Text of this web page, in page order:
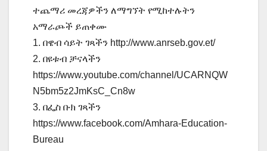
ተጨማሪ መረጃዎችን ለማግኘት የሚከተሉትን
አማራጮች ይጠቀሙ
1. በዌብ ሳይት ገጻችን http://www.anrseb.gov.et/
2. በዩቱብ ቻናላችን
https://www.youtube.com/channel/UCARNQW
N5bm5z2JmKsC_Cn8w
3. በፌስ ቡክ ገጻችን
https://www.facebook.com/Amhara-Education-
Bureau